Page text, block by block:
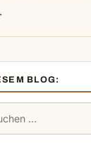
BLOG: